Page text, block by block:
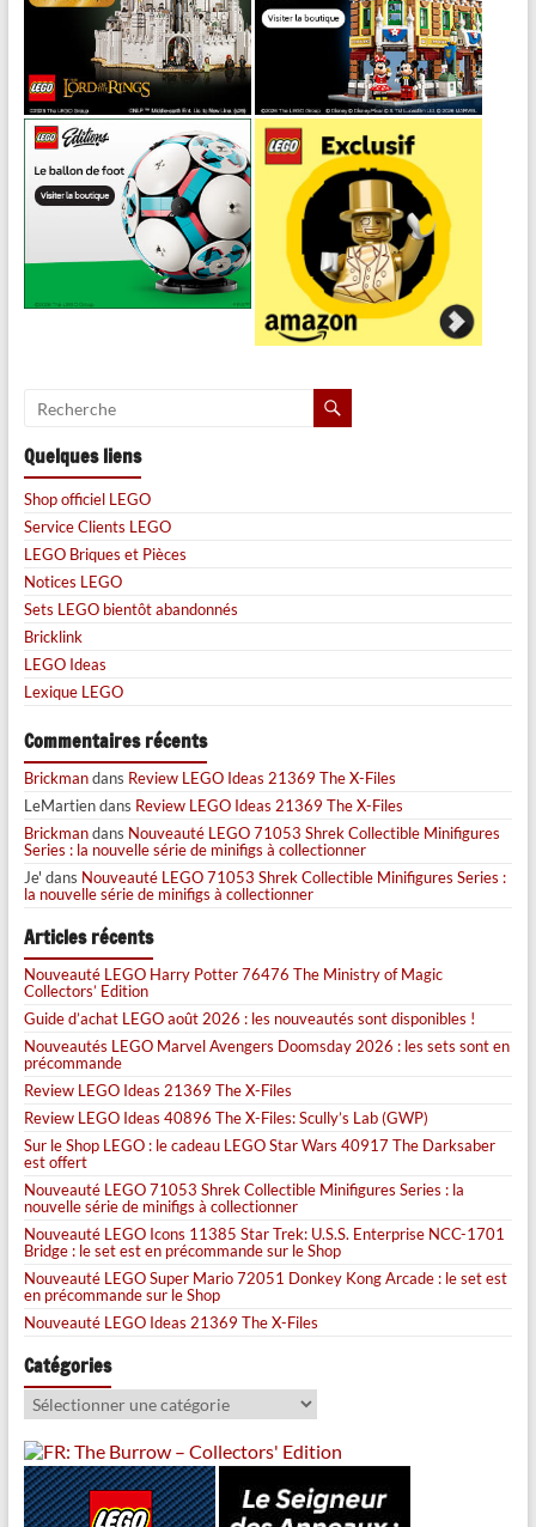
Quelques liens
Shop officiel LEGO
Service Clients LEGO
LEGO Briques et Pièces
Notices LEGO
Sets LEGO bientôt abandonnés
Bricklink
LEGO Ideas
Lexique LEGO
Commentaires récents
Brickmandans Review LEGO Ideas 21369 The X-Files
LeMartiendans Review LEGO Ideas 21369 The X-Files
Brickmandans Nouveauté LEGO 71053 Shrek Collectible Minifigures
Series : la nouvelle série de minifigs à collectionner
Je' dans Nouveauté LEGO 71053 Shrek Collectible Minifigures Series :
la nouvelle série de minifigs à collectionner
Articles récents
Nouveauté LEGO Harry Potter 76476 The Ministry of Magic
Collectors’ Edition
Guide d’achat LEGO août 2026 : les nouveautés sont disponibles !
Nouveautés LEGO Marvel Avengers Doomsday 2026 : les sets sont en
précommande
Review LEGO Ideas 21369 The X-Files
Review LEGO Ideas 40896 The X-Files: Scully’s Lab (GWP)
Sur le Shop LEGO : le cadeau LEGO Star Wars 40917 The Darksaber
est offert
Nouveauté LEGO 71053 Shrek Collectible Minifigures Series : la
nouvelle série de minifigs à collectionner
Nouveauté LEGO Icons 11385 Star Trek: U.S.S. Enterprise NCC-1701
Bridge : le set est en précommande sur le Shop
Nouveauté LEGO Super Mario 72051 Donkey Kong Arcade : le set est
en précommande sur le Shop
Nouveauté LEGO Ideas 21369 The X-Files
Catégories
Catégories